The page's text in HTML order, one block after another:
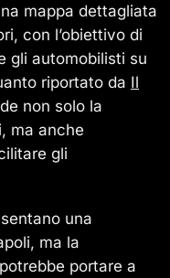
mappa dettagliata
con l’obiettivo di
gli automobilisti su
riportato da Il
non solo la
ma anche
gli
una
ma la
portare a